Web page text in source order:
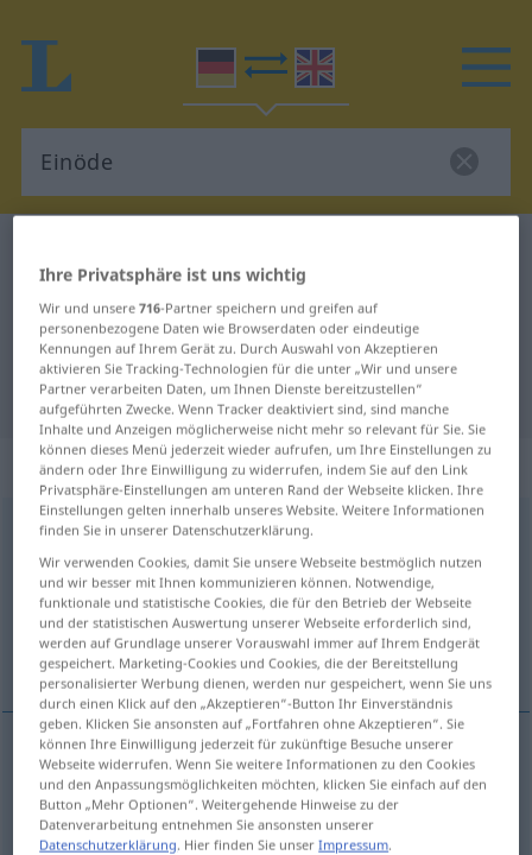
Deutsch-Englisch Übersetzung für
"Einöde"
"Einöde" Englisch Übersetzung
„Einöde“: Femininum
Einödef <Einöde;Einöden>
Übersicht aller Übersetzungen
(Für mehr Details die Übersetzung anklicken/antippen)
isolation wilderness, barren waste
wilderness, (barren) waste(land)
Einöde
Ödland
Ihre Privatsphäre ist uns wichtig
Wir und unsere716-Partner speichern und greifen auf
personenbezogene Daten wie Browserdaten oder eindeutige
Kennungen auf Ihrem Gerät zu. Durch Auswahl von Akzeptieren
aktivieren Sie Tracking-Technologien für die unter „Wir und unsere
Partner verarbeiten Daten, um Ihnen Dienste bereitzustellen“
aufgeführten Zwecke. Wenn Tracker deaktiviert sind, sind manche
Inhalte und Anzeigen möglicherweise nicht mehr so relevant für Sie. Sie
können dieses Menü jederzeit wieder aufrufen, um Ihre Einstellungen zu
ändern oder Ihre Einwilligung zu widerrufen, indem Sie auf den Link
Privatsphäre-Einstellungen am unteren Rand der Webseite klicken. Ihre
Einstellungen gelten innerhalb unseres Website. Weitere Informationen
finden Sie in unserer Datenschutzerklärung.
Wir verwenden Cookies, damit Sie unsere Webseite bestmöglich nutzen
und wir besser mit Ihnen kommunizieren können. Notwendige,
funktionale und statistische Cookies, die für den Betrieb der Webseite
und der statistischen Auswertung unserer Webseite erforderlich sind,
werden auf Grundlage unserer Vorauswahl immer auf Ihrem Endgerät
gespeichert. Marketing-Cookies und Cookies, die der Bereitstellung
personalisierter Werbung dienen, werden nur gespeichert, wenn Sie uns
durch einen Klick auf den „Akzeptieren“-Button Ihr Einverständnis
geben. Klicken Sie ansonsten auf „Fortfahren ohne Akzeptieren“. Sie
können Ihre Einwilligung jederzeit für zukünftige Besuche unserer
Webseite widerrufen. Wenn Sie weitere Informationen zu den Cookies
und den Anpassungsmöglichkeiten möchten, klicken Sie einfach auf den
Button „Mehr Optionen“. Weitergehende Hinweise zu der
Datenverarbeitung entnehmen Sie ansonsten unserer
Datenschutzerklärung. Hier finden Sie unserImpressum.